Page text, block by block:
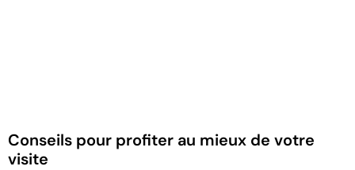
Conseils pour profiter au mieux de votre
visite